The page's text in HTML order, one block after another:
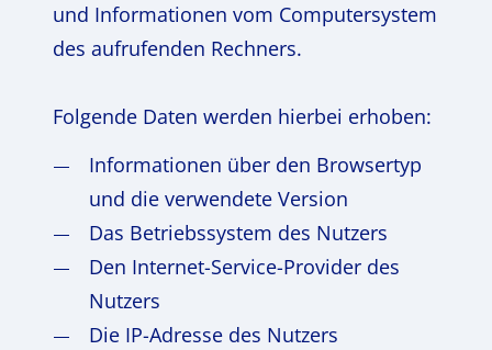
und Informationen vom Computersystem
des aufrufenden Rechners.
Folgende Daten werden hierbei erhoben:
Informationen über den Browsertyp
und die verwendete Version
Das Betriebssystem des Nutzers
Den Internet-Service-Provider des
Nutzers
Die IP-Adresse des Nutzers